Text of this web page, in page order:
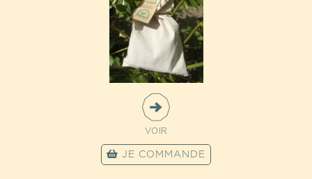
VOIR
JE COMMANDE